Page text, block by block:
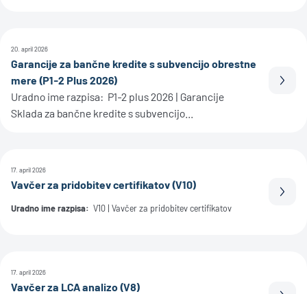
20. april 2026
Garancije za bančne kredite s subvencijo obrestne
mere (P1-2 Plus 2026)
Uradno ime razpisa: P1-2 plus 2026 | Garancije
Sklada za bančne kredite s subvencijo...
17. april 2026
Vavčer za pridobitev certifikatov (V10)
Uradno ime razpisa: V10 | Vavčer za pridobitev certifikatov
17. april 2026
Vavčer za LCA analizo (V8)